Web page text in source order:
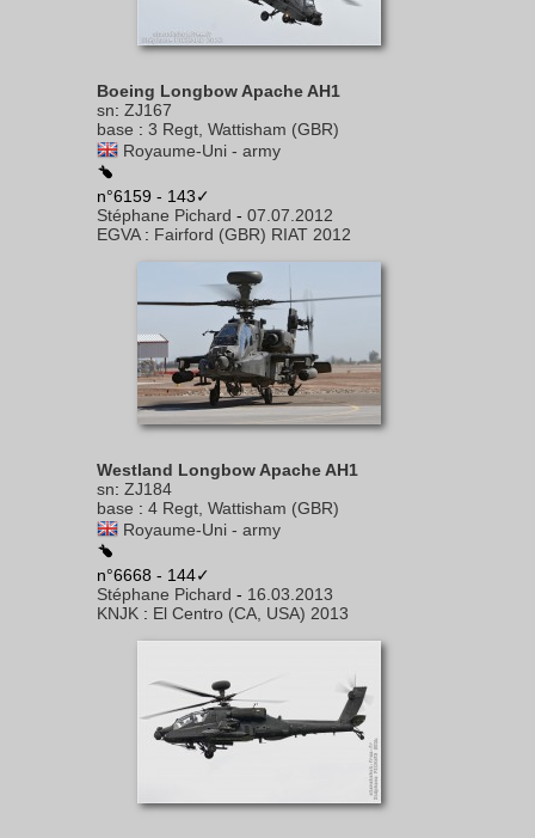
Boeing Longbow Apache AH1
sn: ZJ167
base : 3 Regt, Wattisham (GBR)
Royaume-Uni - army
n°6159 - 143✓
Stéphane Pichard - 07.07.2012
EGVA: Fairford (GBR) RIAT 2012
Westland Longbow Apache AH1
sn: ZJ184
base : 4 Regt, Wattisham (GBR)
Royaume-Uni - army
n°6668 - 144✓
Stéphane Pichard - 16.03.2013
KNJK : El Centro (CA, USA) 2013